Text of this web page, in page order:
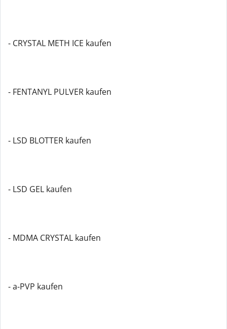
- CRYSTAL METH ICE kaufen
- FENTANYL PULVER kaufen
- LSD BLOTTER kaufen
- LSD GEL kaufen
- MDMA CRYSTAL kaufen
- a-PVP kaufen